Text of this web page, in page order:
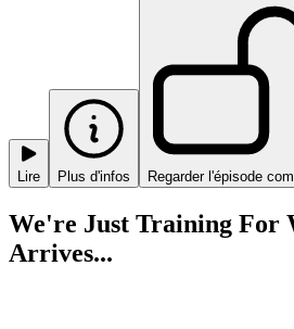
Lire Plus d'infos Regarder l'épisode
We're Just Training For
Arrives...